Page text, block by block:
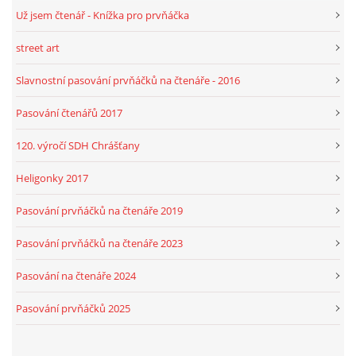
Už jsem čtenář - Knížka pro prvňáčka
street art
Slavnostní pasování prvňáčků na čtenáře - 2016
Pasování čtenářů 2017
120. výročí SDH Chrášťany
Heligonky 2017
Pasování prvňáčků na čtenáře 2019
Pasování prvňáčků na čtenáře 2023
Pasování na čtenáře 2024
Pasování prvňáčků 2025